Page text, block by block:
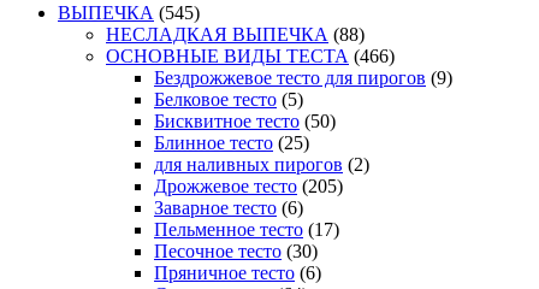
ВЫПЕЧКА (545)
НЕСЛАДКАЯ ВЫПЕЧКА (88)
ОСНОВНЫЕ ВИДЫ ТЕСТА (466)
Бездрожжевое тесто для пирогов (9)
Белковое тесто (5)
Бисквитное тесто (50)
Блинное тесто (25)
для наливных пирогов (2)
Дрожжевое тесто (205)
Заварное тесто (6)
Пельменное тесто (17)
Песочное тесто (30)
Пряничное тесто (6)